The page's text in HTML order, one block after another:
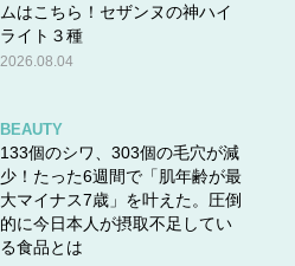
ムはこちら！セザンヌの神ハイ
ライト３種
2026.08.04
BEAUTY
133個のシワ、303個の毛穴が減
少！たった6週間で「肌年齢が最
大マイナス7歳」を叶えた。圧倒
的に今日本人が摂取不足してい
る食品とは